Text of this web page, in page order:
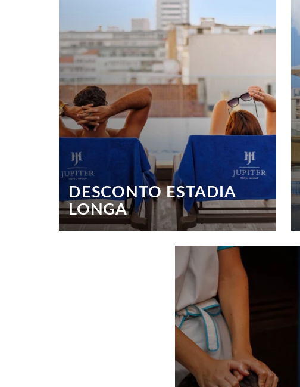
DESCONTO ESTADIA
LONGA
Fique 4 ou mais noites e obtenha um desconto